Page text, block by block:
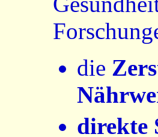
die
direkte